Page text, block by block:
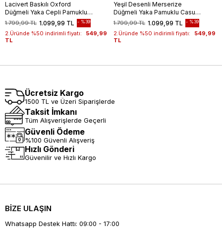
Lacivert Baskılı Oxford
Düğmeli Yaka Cepli Pamuklu
Casual Slim Fit Dar Kesim
Tişört 1011240177
1.099,99 TL
1.799,99 TL %39
2.Üründe %50 indirimli fiyatı:
549,99
TL
Yeşil Desenli Merserize
Düğmeli Yaka Pamuklu Casual
Slim Fit Dar Kesim Tişört
1011240160
1.099,99 TL
1.799,99 TL %39
2.Üründe %50 indirimli fiyatı:
549,99
TL
Ücretsiz Kargo
1500 TL ve Üzeri Siparişlerde
Taksit İmkanı
Tüm Alışverişlerde Geçerli
Güvenli Ödeme
%100 Güvenli Alışveriş
Hızlı Gönderi
Güvenilir ve Hızlı Kargo
BİZE ULAŞIN
Whatsapp Destek Hattı: 09:00 - 17:00